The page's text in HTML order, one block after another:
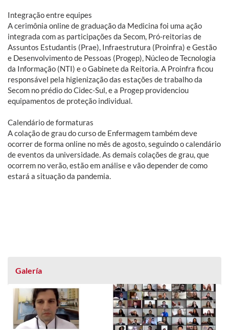
Integração entre equipes
A cerimônia online de graduação da Medicina foi uma ação
integrada com as participações da Secom, Pró-reitorias de
Assuntos Estudantis (Prae), Infraestrutura (Proinfra) e Gestão
e Desenvolvimento de Pessoas (Progep), Núcleo de Tecnologia
da Informação (NTI) e o Gabinete da Reitoria. A Proinfra ficou
responsável pela higienização das estações de trabalho da
Secom no prédio do Cidec-Sul, e a Progep providenciou
equipamentos de proteção individual.
Calendário de formaturas
A colação de grau do curso de Enfermagem também deve
ocorrer de forma online no mês de agosto, seguindo o calendário
de eventos da universidade. As demais colações de grau, que
ocorrem no verão, estão em análise e vão depender de como
estará a situação da pandemia.
Galería